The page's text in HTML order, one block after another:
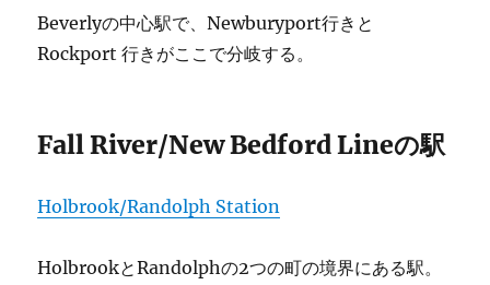
Beverlyの中心駅で、Newburyport行きと
Rockport 行きがここで分岐する。
Fall River/New Bedford Lineの駅
Holbrook/Randolph Station
HolbrookとRandolphの2つの町の境界にある駅。